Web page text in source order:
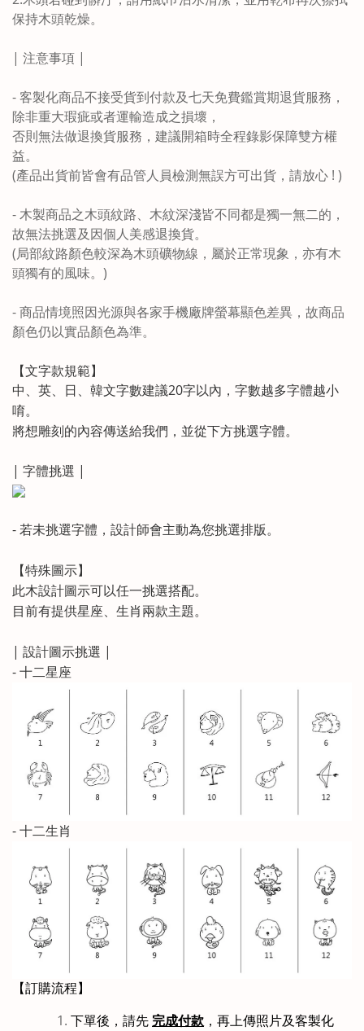
保持木頭乾燥。
| 注意事項 |
- 客製化商品不接受貨到付款及七天免費鑑賞期退貨服務，
除非重大瑕疵或者運輸造成之損壞，
否則無法做退換貨服務，建議開箱時全程錄影保障雙方權
益。
(產品出貨前皆會有品管人員檢測無誤方可出貨，請放心 ! )
- 木製商品之木頭紋路、木紋深淺皆不同都是獨一無二的，
故無法挑選及因個人美感退換貨。
(局部紋路顏色較深為木頭礦物線，屬於正常現象，亦有木
頭獨有的風味。)
- 商品情境照因光源與各家手機廠牌螢幕顯色差異，故商品
顏色仍以實品顏色為準。
【文字款規範】
中、英、日、韓文字數建議20字以內，字數越多字體越小
唷。
將想雕刻的內容傳送給我們，並從下方挑選字體。
| 字體挑選 |
- 若未挑選字體，設計師會主動為您挑選排版。
【特殊圖示】
此木設計圖示可以任一挑選搭配。
目前有提供星座、生肖兩款主題。
| 設計圖示挑選 |
- 十二星座
- 十二生肖
【訂購流程】
下單後，請先 完成付款 ，再上傳照片及客製化